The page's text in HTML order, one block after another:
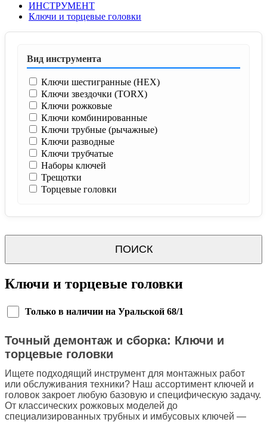
ИНСТРУМЕНТ
Ключи и торцевые головки
Вид инструмента
Ключи шестигранные (HEX)
Ключи звездочки (TORX)
Ключи рожковые
Ключи комбинированные
Ключи трубные (рычажные)
Ключи разводные
Ключи трубчатые
Наборы ключей
Трещотки
Торцевые головки
ПОИСК
Ключи и торцевые головки
Только в наличии на Уральской 68/1
Точный демонтаж и сборка: Ключи и
торцевые головки
Ищете подходящий инструмент для монтажных работ
или обслуживания техники? Наш ассортимент ключей и
головок закроет любую базовую и специфическую задачу.
От классических рожковых моделей до
специализированных трубных и имбусовых ключей —